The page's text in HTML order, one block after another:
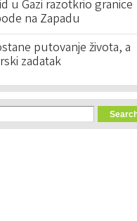
u Gazi razotkrio granice
na Zapadu
putovanje života, a
zadatak